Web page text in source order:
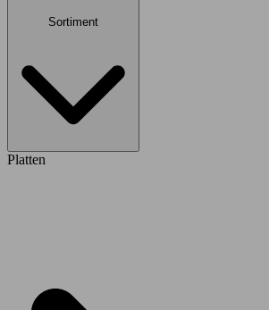
Sortiment
Platten